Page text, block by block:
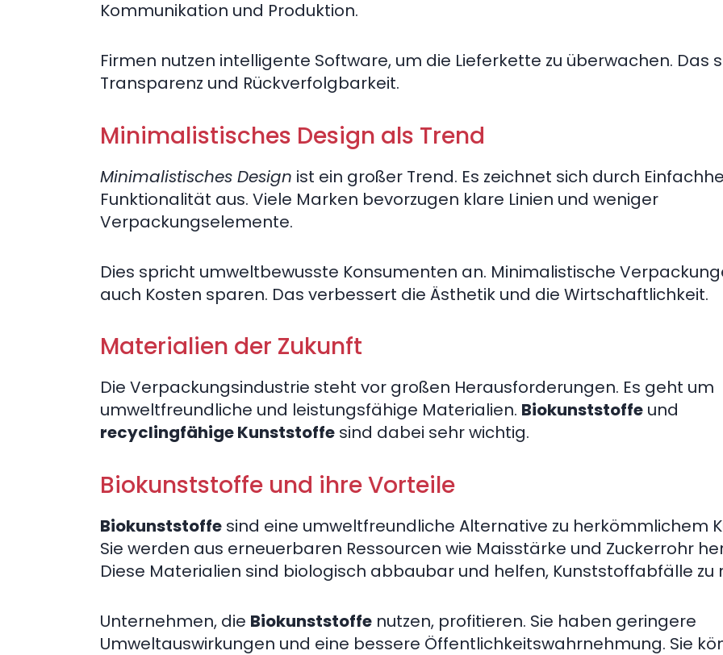
Kommunikation und Produktion.
Firmen nutzen intelligente Software, um die Lieferkette zu überwachen. Das
Transparenz und Rückverfolgbarkeit.
Minimalistisches Design als Trend
Minimalistisches Design ist ein großer Trend. Es zeichnet sich durch
Funktionalität aus. Viele Marken bevorzugen klare Linien und weniger
Verpackungselemente.
Dies spricht umweltbewusste Konsumenten an. Minimalistische
auch Kosten sparen. Das verbessert die Ästhetik und die Wirtschaftlichkeit.
Materialien der Zukunft
Die Verpackungsindustrie steht vor großen Herausforderungen. Es geht um
umweltfreundliche und leistungsfähige Materialien. Biokunststoffe und
recyclingfähige Kunststoffe sind dabei sehr wichtig.
Biokunststoffe und ihre Vorteile
Biokunststoffe sind eine umweltfreundliche Alternative zu herkömmlichem
Sie werden aus erneuerbaren Ressourcen wie Maisstärke und Zuckerrohr
Diese Materialien sind biologisch abbaubar und helfen, Kunststoffabfälle zu
Unternehmen, die Biokunststoffe nutzen, profitieren. Sie haben geringere
Umweltauswirkungen und eine bessere Öffentlichkeitswahrnehmung. Sie